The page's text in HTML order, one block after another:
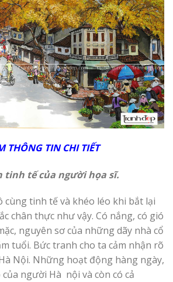
THÔNG TIN CHI TIẾT
tinh tế của người họa sĩ.
cùng tinh tế và khéo léo khi bắt lại
chân thực như vậy. Có nắng, có gió
nguyên sơ của những dãy nhà cổ
tuổi. Bức tranh cho ta cảm nhận rõ
Nội. Những hoạt động hàng ngày,
người Hà nội và còn có cả